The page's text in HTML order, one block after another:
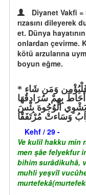
Diyanet Vakfi
rızasını dileyerek
et. Dünya
onlardan çevirme.
kötü arzularına
boyun eğme.
أَحَاطَ بِهِمْ سُرَادِقُهَا
يَشْوِي الْوُجُوهَ بِئْسَ
وَسَاءتْ مُرْتَفَقًا
Kehf / 29 -
Ve kulil hakku min
men şâe felyekfur
bihim surâdikuhâ,
muhli yeşvîl